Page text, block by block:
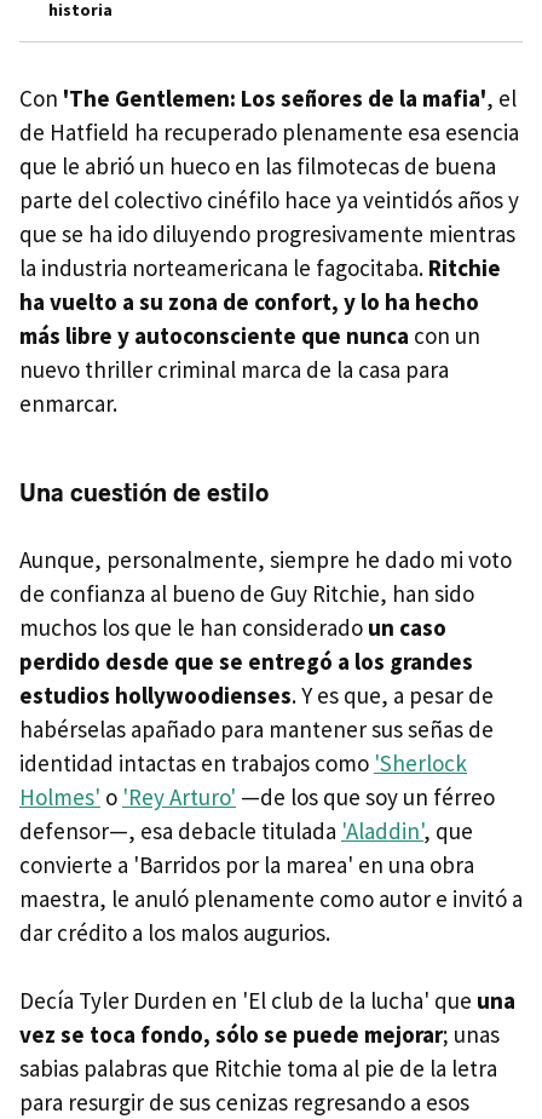
historia
Con 'The Gentlemen: Los señores de la mafia', el
de Hatfield ha recuperado plenamente esa esencia
que le abrió un hueco en las filmotecas de buena
parte del colectivo cinéfilo hace ya veintidós años y
que se ha ido diluyendo progresivamente mientras
la industria norteamericana le fagocitaba. Ritchie
ha vuelto a su zona de confort, y lo ha hecho
más libre y autoconsciente que nunca con un
nuevo thriller criminal marca de la casa para
enmarcar.
Una cuestión de estilo
Aunque, personalmente, siempre he dado mi voto
de confianza al bueno de Guy Ritchie, han sido
muchos los que le han considerado un caso
perdido desde que se entregó a los grandes
estudios hollywoodienses. Y es que, a pesar de
habérselas apañado para mantener sus señas de
identidad intactas en trabajos como 'Sherlock
Holmes' o 'Rey Arturo' —de los que soy un férreo
defensor—, esa debacle titulada 'Aladdin', que
convierte a 'Barridos por la marea' en una obra
maestra, le anuló plenamente como autor e invitó a
dar crédito a los malos augurios.
Decía Tyler Durden en 'El club de la lucha' que una
vez se toca fondo, sólo se puede mejorar; unas
sabias palabras que Ritchie toma al pie de la letra
para resurgir de sus cenizas regresando a esos